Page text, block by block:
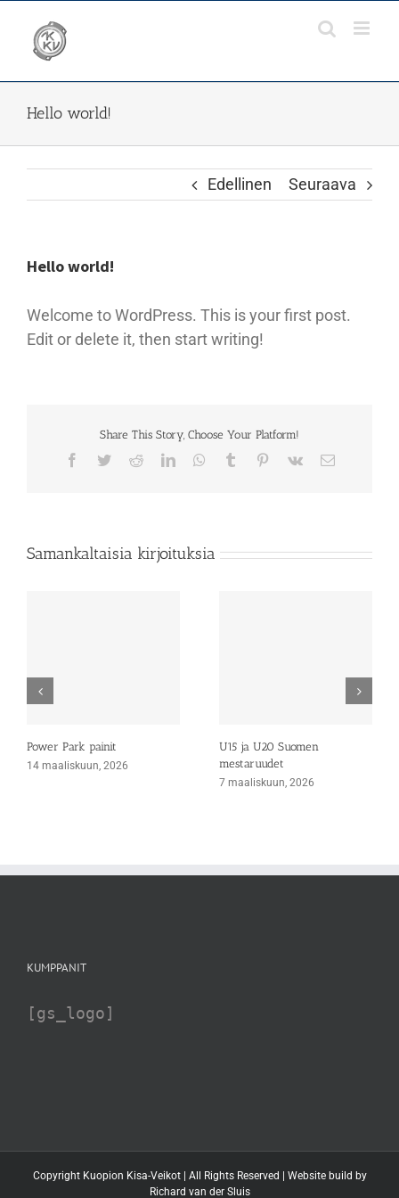
content
Hello world!
Edellinen Seuraava
Hello world!
Welcome to WordPress. This is your first post.
Edit or delete it, then start writing!
Share This Story, Choose Your Platform!
Facebook
TwitterRedditLinkedInWhatsApp
Tumblr Pinterest
Vk Sähköposti
Samankaltaisia kirjoituksia
Power Park painit
14 maaliskuun, 2026
U15 ja U20 Suomen
mestaruudet
7 maaliskuun, 2026
KUMPPANIT
[gs_logo]
Copyright Kuopion Kisa-Veikot | All Rights Reserved | Website build by
Richard van der Sluis